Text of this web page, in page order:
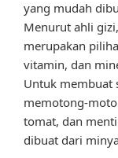
yang mudah
Menurut ahli
merupakan
vitamin, dan
Untuk membuat
memotong-
tomat, dan
dibuat dari